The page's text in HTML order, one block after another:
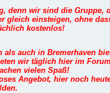
denn wir sind die Gruppe,
gleich einsteigen, ohne
kostenlos!
als auch in Bremerhaven
wir täglich hier im
vielen Spaß!
Angebot, hier noch